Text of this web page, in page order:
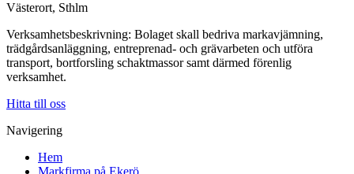
Västerort, Sthlm
Verksamhetsbeskrivning: Bolaget skall bedriva markavjämning,
trädgårdsanläggning, entreprenad- och grävarbeten och utföra
transport, bortforsling schaktmassor samt därmed förenlig
verksamhet.
Hitta till oss
Navigering
Hem
Markfirma på Ekerö